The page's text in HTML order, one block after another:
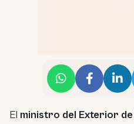
El ministro del Exterior de